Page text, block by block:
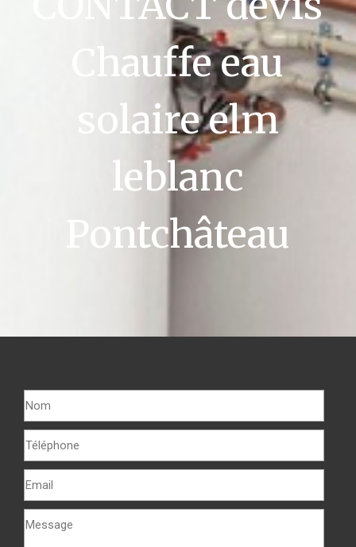
Chauffe eau
solaire elm
leblanc
Pontchâteau